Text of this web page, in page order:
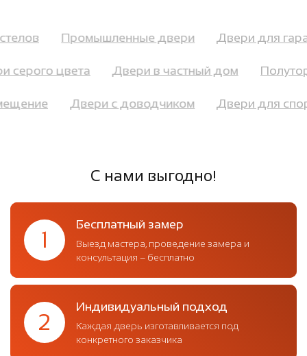
Промышленные двери Двери для
цвета Двери в частный дом
Двери с доводчиком Двери для
С нами выгодно!
1
Бесплатный замер
Выезд мастера, проведение замера и
консультация – бесплатно
2
Индивидуальный подход
Каждая дверь изготавливается под
конкретного заказчика